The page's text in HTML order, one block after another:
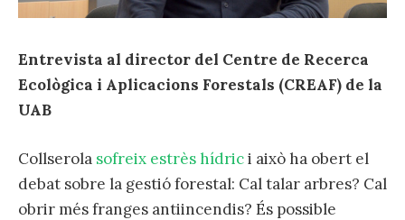
Entrevista al director del Centre de Recerca
Ecològica i Aplicacions Forestals (CREAF) de la
UAB
Collserola sofreix estrès hídrici això ha obert el
debat sobre la gestió forestal: Cal talar arbres? Cal
obrir més franges antiincendis? És possible